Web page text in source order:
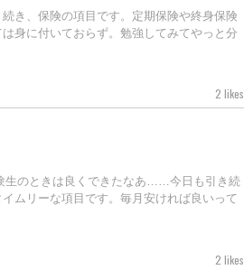
き、保険の項目です。定期保険や終身保険
身に付いておらず。勉強してみてやっと分
2 likes
生のときは良くできたなあ……今日も引き続
ムリーな項目です。毎月安ければ良いって
2 likes